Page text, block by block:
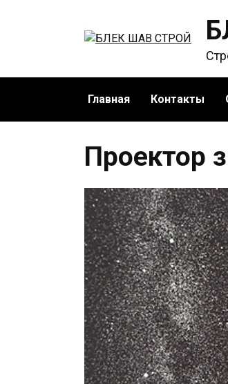
Главная Контакты
Проектор